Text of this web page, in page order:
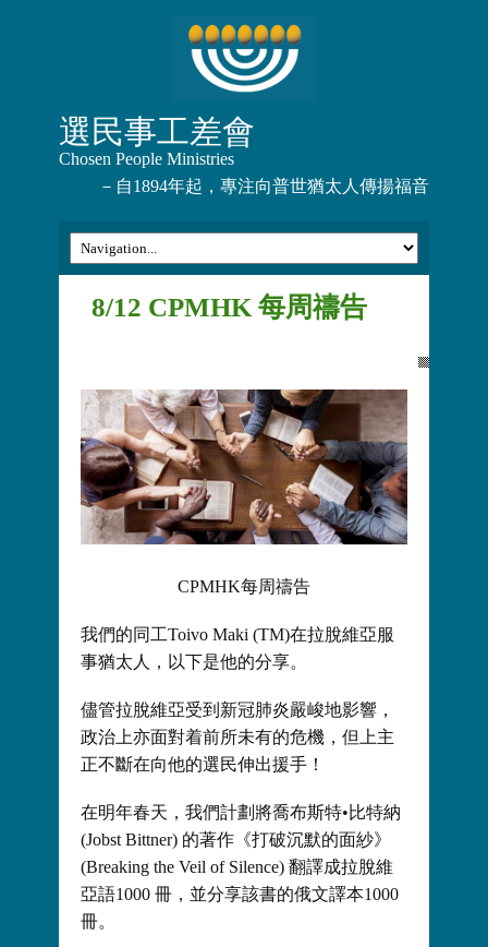
選民事工差會
Chosen People Ministries
－自1894年起，專注向普世猶太人傳揚福音
8/12 CPMHK 每周禱告
CPMHK每周禱告
我們的同工Toivo Maki (TM)在拉脫維亞服
事猶太人，以下是他的分享。
儘管拉脫維亞受到新冠肺炎嚴峻地影響，
政治上亦面對着前所未有的危機，但上主
正不斷在向他的選民伸出援手！
在明年春天，我們計劃將喬布斯特•比特納
(Jobst Bittner) 的著作《打破沉默的面紗》
(Breaking the Veil of Silence) 翻譯成拉脫維
亞語1000 冊，並分享該書的俄文譯本1000
冊。